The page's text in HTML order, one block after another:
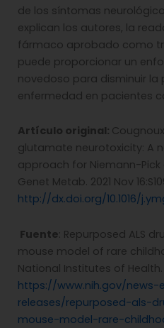
de los síntomas
explican los autores, la
fármaco aprobado como
puede proporcionar un
novedoso para disminuir la
enfermedad en pacientes
Artículo original:
glutamate neurotoxicity: A
approach for Niemann-Pick
Genet Metab. 2021 Nov
http://dx.doi.org/10.1016/
Fuente: Repurposed ALS
mouse model of rare
National Institutes of Health.
https://www.nih.gov/news-
releases/repurposed-als-
mouse-model-rare-